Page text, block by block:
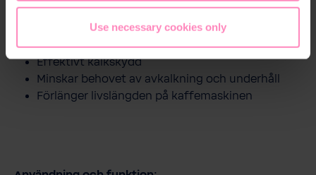
Use necessary cookies only
varuautomater med inbyggd vattentank
Pålitlig och enkel att använda
Välsmakande drycker varje gång
Effektivt kalkskydd
Minskar behovet av avkalkning och underhåll
Förlänger livslängden på kaffemaskinen